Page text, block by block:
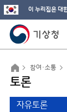
이 누리집은 대
참여·소통
토론
자유토론